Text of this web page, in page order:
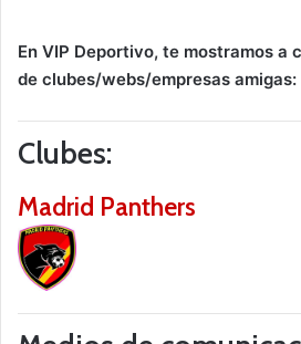
En VIP Deportivo, te mostramos a
de clubes/webs/empresas amigas:
Clubes:
Madrid Panthers